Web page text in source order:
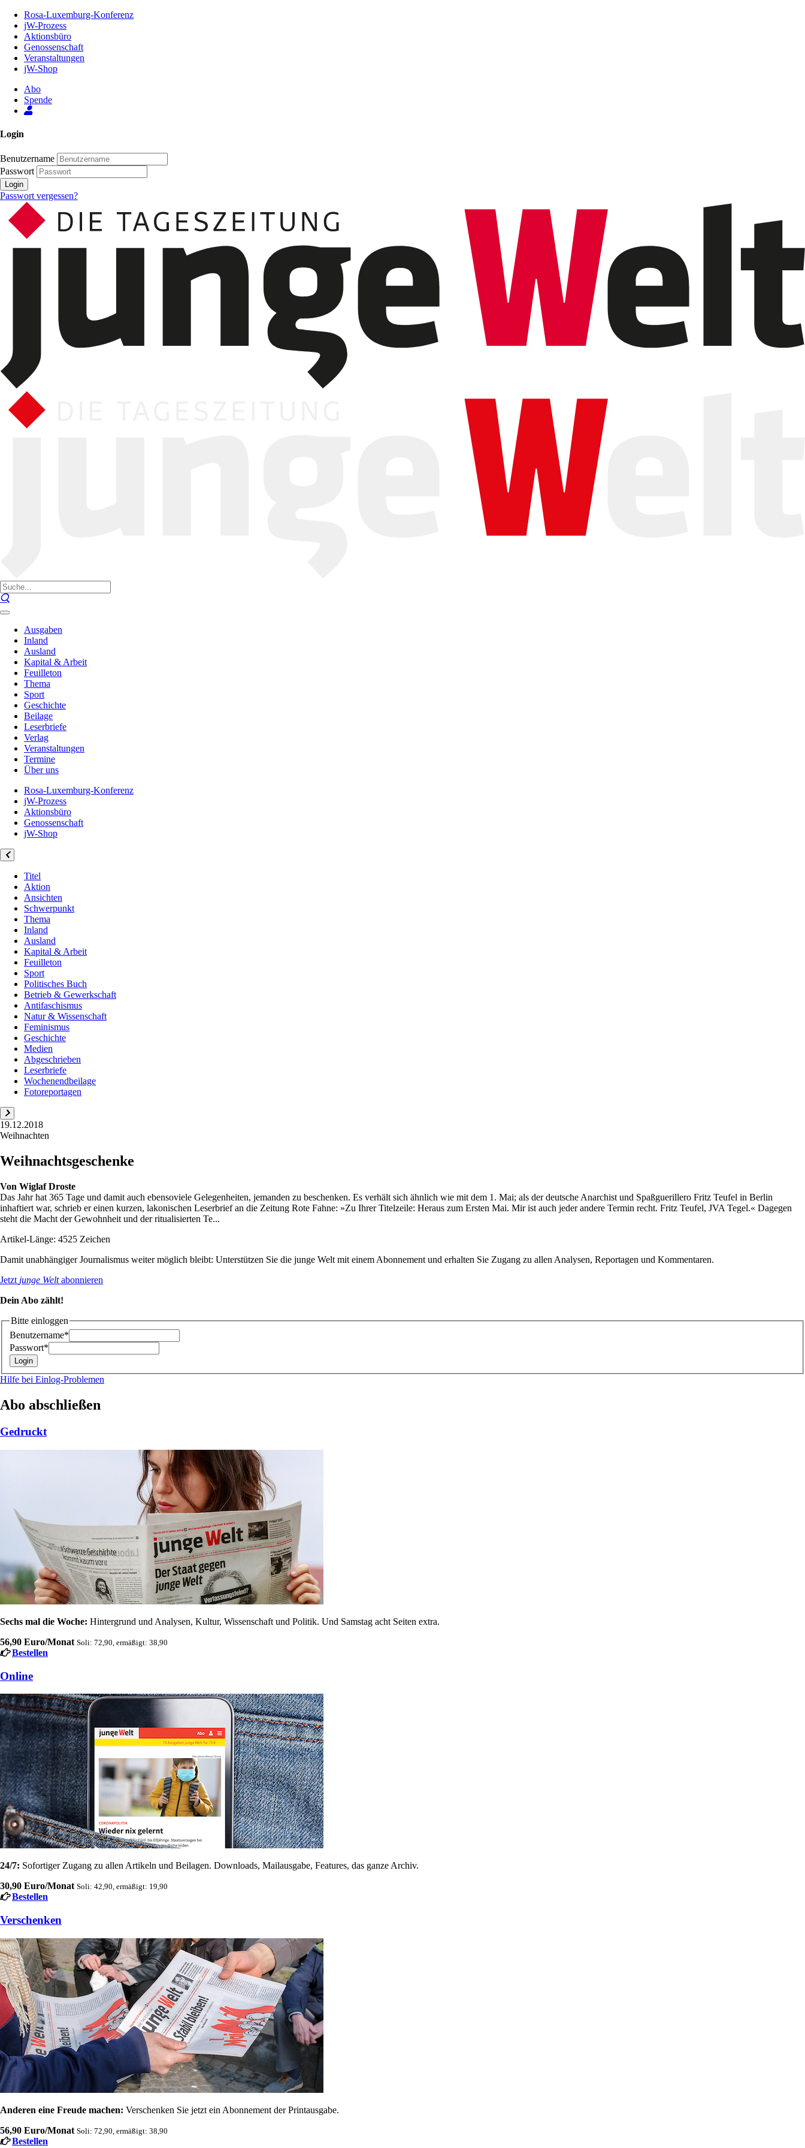
Inhalt
Seite
Rosa-Luxemburg-Konferenz
jW-Prozess
Aktionsbüro
Genossenschaft
Veranstaltungen
jW-Shop
Abo
Spende
Login
Benutzername
Passwort
Login
Passwort vergessen?
Ausgaben
Inland
Ausland
Kapital & Arbeit
Feuilleton
Thema
Sport
Geschichte
Beilage
Leserbriefe
Verlag
Veranstaltungen
Termine
Über uns
Rosa-Luxemburg-Konferenz
jW-Prozess
Aktionsbüro
Genossenschaft
jW-Shop
Titel
Aktion
Ansichten
Schwerpunkt
Thema
Inland
Ausland
Kapital & Arbeit
Feuilleton
Sport
Politisches Buch
Betrieb & Gewerkschaft
Antifaschismus
Natur & Wissenschaft
Feminismus
Geschichte
Medien
Abgeschrieben
Leserbriefe
Wochenendbeilage
Fotoreportagen
19.12.2018
Weihnachten
Weihnachtsgeschenke
Von Wiglaf Droste
Das Jahr hat 365 Tage und damit auch ebensoviele Gelegenheiten, jemanden zu beschenken. Es verhält sich ähnlich wie mit dem 1. Mai; als der deutsche Anarchist und Spaßguerillero Fritz Teufel in Berlin
inhaftiert war, schrieb er einen kurzen, lakonischen Leserbrief an die Zeitung Rote Fahne: »Zu Ihrer Titelzeile: Heraus zum Ersten Mai. Mir ist auch jeder andere Termin recht. Fritz Teufel, JVA Tegel.« Dagegen
steht die Macht der Gewohnheit und der ritualisierten Te...
Artikel-Länge: 4525 Zeichen
Damit unabhängiger Journalismus weiter möglich bleibt: Unterstützen Sie die junge Welt mit einem Abonnement und erhalten Sie Zugang zu allen Analysen, Reportagen und Kommentaren.
Jetzt junge Weltabonnieren
Dein Abo zählt!
Bitte einloggen
Benutzername*
Passwort*
Hilfe bei Einlog-Problemen
Abo abschließen
Gedruckt
Sechs mal die Woche: Hintergrund und Analysen, Kultur, Wissenschaft und Politik. Und Samstag acht Seiten extra.
56,90 Euro/Monat Soli: 72,90, ermäßigt: 38,90
Bestellen
Online
24/7: Sofortiger Zugang zu allen Artikeln und Beilagen. Downloads, Mailausgabe, Features, das ganze Archiv.
30,90 Euro/Monat Soli: 42,90, ermäßigt: 19,90
Bestellen
Verschenken
Anderen eine Freude machen: Verschenken Sie jetzt ein Abonnement der Printausgabe.
56,90 Euro/Monat Soli: 72,90, ermäßigt: 38,90
Bestellen